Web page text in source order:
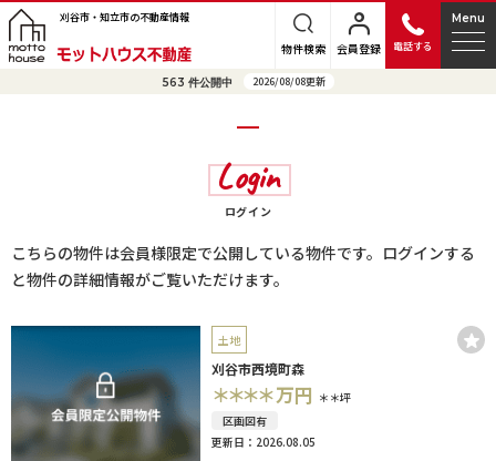
刈谷市・知立市の不動産情報
物件検索 会員登録 電話する
Menu
563 件公開中 2026/08/08更新
Login
ログイン
こちらの物件は会員様限定で公開している物件です。ログインする
と物件の詳細情報がご覧いただけます。
土地
刈谷市西境町森
＊＊＊＊万円 ＊＊坪
区画図有
更新日：2026.08.05